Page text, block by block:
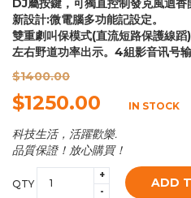
DJ屬按鍵，可獨直控制發克風迴香
新設計:微電腦多功能記設定。
雙重劇叫保模式(直流短路保護線蹈)
左右野道功率出示。4組影音讯号输
$1400.00
$1250.00 IN STOCK
科技生活，活躍歡樂.
品質保證！放心購買！
QTY
+
-
ADD